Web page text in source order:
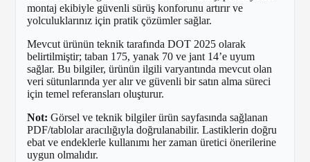
montaj ekibiyle güvenli sürüş konforunu artırır ve
yolculuklarınız için pratik çözümler sağlar.
Mevcut ürünün teknik tarafında DOT 2025 olarak
belirtilmiştir; taban 175, yanak 70 ve jant 14’e uyum
sağlar. Bu bilgiler, ürünün ilgili varyantında mevcut olan
veri sütunlarında yer alır ve güvenli bir satın alma süreci
için temel referansları oluşturur.
Not: Görsel ve teknik bilgiler ürün sayfasında sağlanan
PDF/tablolar aracılığıyla doğrulanabilir. Lastiklerin doğru
ebat ve endeklerle kullanımı her zaman üretici önerilerine
uygun olmalıdır.